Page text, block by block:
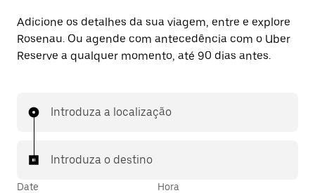
Adicione os detalhes da sua viagem, entre e explore
Rosenau. Ou agende com antecedência com o Uber
Reserve a qualquer momento, até 90 dias antes.
Introduza a localização
Introduza o destino
Date Hora